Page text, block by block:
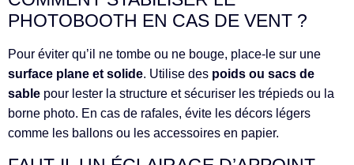
PHOTOBOOTH EN CAS DE VENT ?
Pour éviter qu’il ne tombe ou ne bouge, place-le sur une
surface plane et solide. Utilise des poids ou sacs de
sable pour lester la structure et sécuriser les trépieds ou la
borne photo. En cas de rafales, évite les décors légers
comme les ballons ou les accessoires en papier.